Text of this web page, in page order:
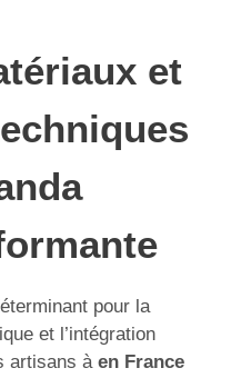
et
pour la
et l’intégration
artisans à en France